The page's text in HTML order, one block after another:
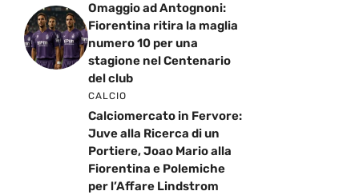
Omaggio ad Antognoni:
Fiorentina ritira la maglia
numero 10 per una
stagione nel Centenario
del club
CALCIO
Calciomercato in Fervore:
Juve alla Ricerca di un
Portiere, Joao Mario alla
Fiorentina e Polemiche
per l’Affare Lindstrom